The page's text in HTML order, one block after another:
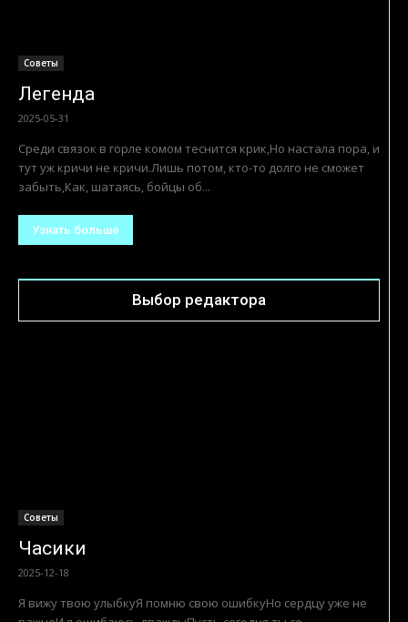
Советы
Легенда
2025-05-31
Среди связок в горле комом теснится крик,Но настала пора, и
тут уж кричи не кричи.Лишь потом, кто-то долго не сможет
забыть,Как, шатаясь, бойцы об...
Узнать больше
Выбор редактора
Советы
Часики
2025-12-18
Я вижу твою улыбкуЯ помню свою ошибкуНо сердцу уже не